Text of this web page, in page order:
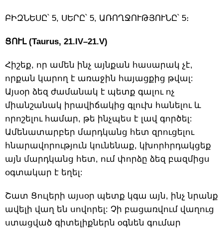
ԲԻԶՆԵՍԸ՝ 5, ՍԵՐԸ՝ 5, ԱՌՈՂՋՈՒԹՅՈՒՆԸ՝ 5։
ՑՈՒԼ (Taurus, 21.IV–21.V)
Հիշեք, որ ամեն ինչ այնքան հասարակ չէ,
որքան կարող է առաջին հայացքից թվալ:
Այսօր ձեզ ժամանակ է պետք գալու ոչ
միանշանակ իրավիճակից գլուխ հանելու և
որոշելու համար, թե ինչպես է լավ գործել:
Ամենատարբեր մարդկանց հետ զրուցելու
հնարավորություն կունենաք, կխորհրդակցեք
այն մարդկանց հետ, ում փորձը ձեզ բազմիցս
օգտակար է եղել:
Շատ Ցուլերի այսօր պետք կգա այն, ինչ նրանք
ավելի վաղ են սովորել: Չի բացառվում վաղուց
ստացված գիտելիքներն օգնեն գումար